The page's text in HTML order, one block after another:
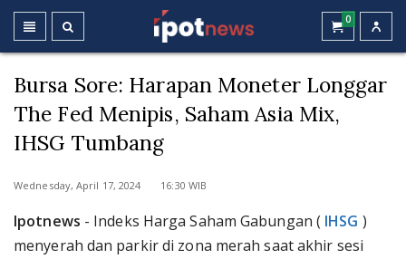
0
Bursa Sore: Harapan Moneter Longgar
The Fed Menipis, Saham Asia Mix,
IHSG Tumbang
Wednesday, April 17, 2024 16:30 WIB
Ipotnews - Indeks Harga Saham Gabungan ( IHSG )
menyerah dan parkir di zona merah saat akhir sesi